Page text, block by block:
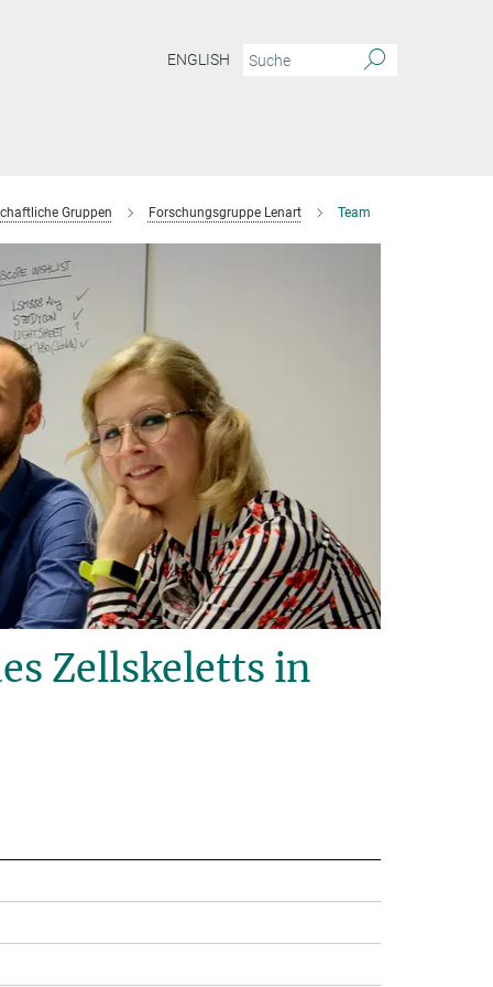
ENGLISH
Gruppen Forschungsgruppe Lenart Team
Zellskeletts in